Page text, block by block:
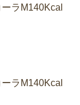
ラM140Kcal
ラM140Kcal